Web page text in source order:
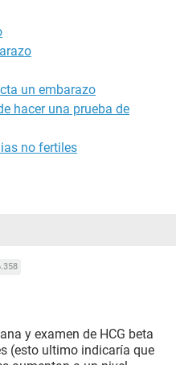
un embarazo
hacer una prueba de
no fertiles
y examen de HCG beta
(esto ultimo indicaría que